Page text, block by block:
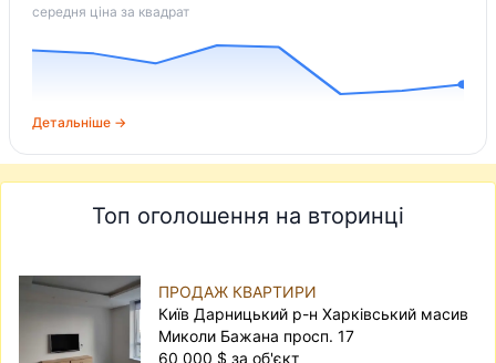
середня ціна за квадрат
Детальніше →
Топ оголошення на вторинці
ПРОДАЖ КВАРТИРИ
Київ Дарницький р-н Харківський масив
Миколи Бажана просп. 17
60 000 $ за об'єкт